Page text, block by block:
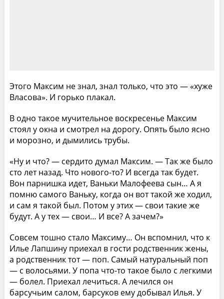
Этого Максим не знал, знал только, что это — «хуже
Власова». И горько плакал.
В одно такое мучительное воскресенье Максим
стоял у окна и смотрел на дорогу. Опять было ясно
и морозно, и дымились трубы.
«Ну и что? — сердито думал Максим. — Так же было
сто лет назад. Что нового-то? И всегда так будет.
Вон парнишка идет, Ваньки Малофеева сын… А я
помню самого Ваньку, когда он вот такой же ходил,
и сам я такой был. Потом у этих — свои такие же
будут. А у тех — свои… И все? А зачем?»
Совсем тошно стало Максиму… Он вспомнил, что к
Илье Лапшину приехал в гости родственник жены,
а родственник тот — поп. Самый натуральный поп
— с волосьями. У попа что-то такое было с легкими
— болел. Приехал лечиться. А лечился он
барсучьим салом, барсуков ему добывал Илья. У